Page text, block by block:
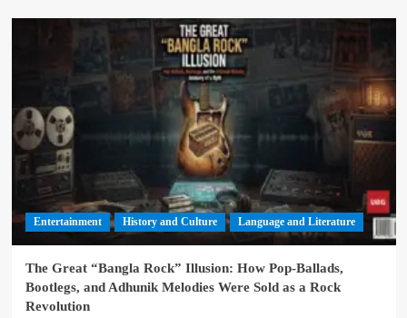
Entertainment History and Culture Language and Literature
The Great “Bangla Rock” Illusion: How Pop-Ballads,
Bootlegs, and Adhunik Melodies Were Sold as a Rock
Revolution